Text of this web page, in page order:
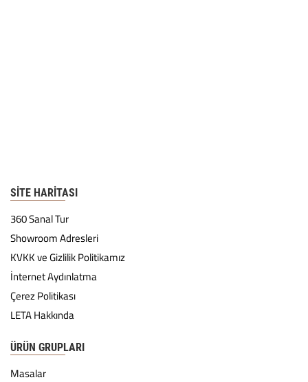
SITE HARITASI
360 Sanal Tur
Showroom Adresleri
KVKK ve Gizlilik Politikamız
İnternet Aydınlatma
Çerez Politikası
LETA Hakkında
ÜRÜN GRUPLARI
Masalar